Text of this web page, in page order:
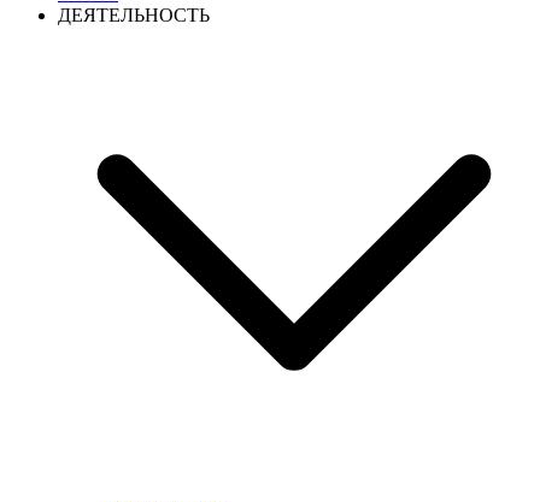
ДЕЯТЕЛЬНОСТЬ